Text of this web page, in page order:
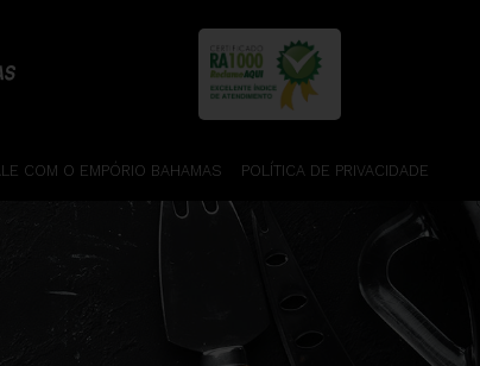
COM O EMPÓRIO BAHAMAS POLÍTICA DE PRIVACIDADE